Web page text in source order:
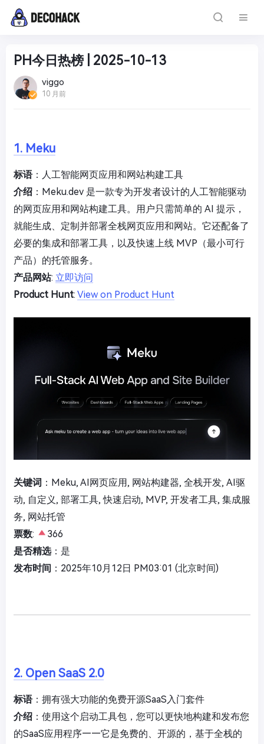
PH今日热榜 | 2025-10-13
viggo
10 月前
1. Meku
标语：人工智能网页应用和网站构建工具
介绍 ：Meku.dev 是一款专为开发者设计的人工智能驱动
的网页应用和网站构建工具。用户只需简单的 AI 提示，
就能生成、定制并部署全栈网页应用和网站。它还配备了
必要的集成和部署工具，以及快速上线 MVP（最小可行
产品）的托管服务。
产品网站: 立即访问
Product Hunt: View on Product Hunt
关键词 ：Meku, AI网页应用, 网站构建器, 全栈开发, AI驱
动, 自定义, 部署工具, 快速启动, MVP, 开发者工具, 集成服
务, 网站托管
票数:
366
是否精选：是
发布时间 ：2025年10月12日 PM03:01 (北京时间)
2. Open SaaS 2.0
标语：拥有强大功能的免费开源SaaS入门套件
介绍 ：使用这个启动工具包，您可以更快地构建和发布您
的SaaS应用程序——它是免费的、开源的，基于全栈的